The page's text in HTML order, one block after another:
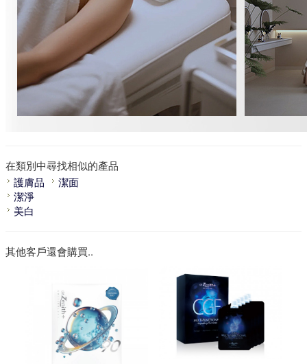
在類別中尋找相似的產品
護膚品
潔面
潔淨
美白
其他客戶還會購買..